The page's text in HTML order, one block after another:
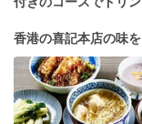
香港の喜記本店の味